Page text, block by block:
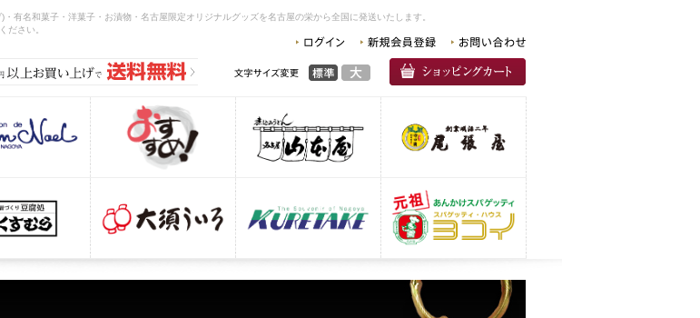
有名和菓子・洋菓子・お漬物・名古屋限定オリジナルグッズを名古屋の栄から全国に発送いたします。
ださい。